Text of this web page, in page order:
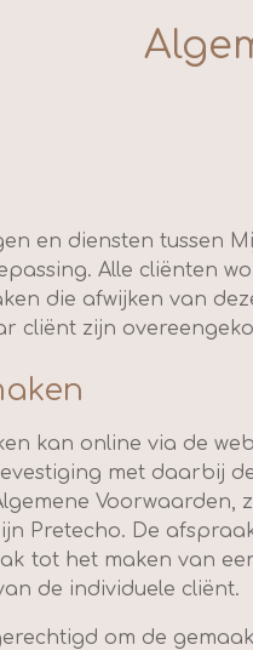
en diensten tussen
Alle cliënten
die afwijken van
cliënt zijn
kan online via de
met daarbij
Voorwaarden,
Pretecho. De
tot het maken van
de individuele cliënt.
om de